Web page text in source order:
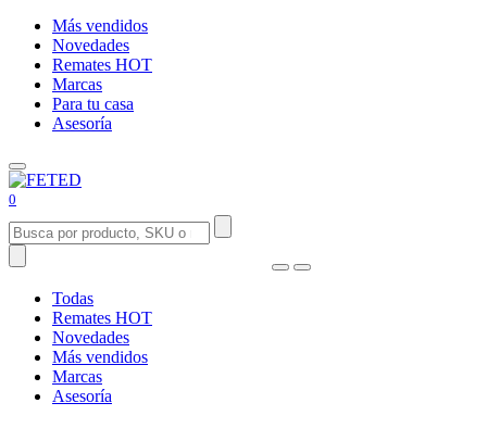
Más vendidos
Novedades
Remates HOT
Marcas
Para tu casa
Asesoría
0
Todas
Remates HOT
Novedades
Más vendidos
Marcas
Asesoría